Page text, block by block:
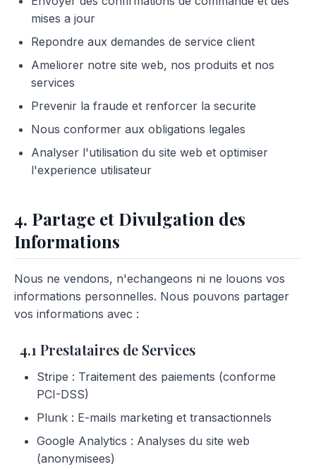
mises a jour
Repondre aux demandes de service client
Ameliorer notre site web, nos produits et nos
services
Prevenir la fraude et renforcer la securite
Nous conformer aux obligations legales
Analyser l'utilisation du site web et optimiser
l'experience utilisateur
4. Partage et Divulgation des
Informations
Nous ne vendons, n'echangeons ni ne louons vos
informations personnelles. Nous pouvons partager
vos informations avec :
4.1 Prestataires de Services
Stripe : Traitement des paiements (conforme
PCI-DSS)
Plunk : E-mails marketing et transactionnels
Google Analytics : Analyses du site web
(anonymisees)